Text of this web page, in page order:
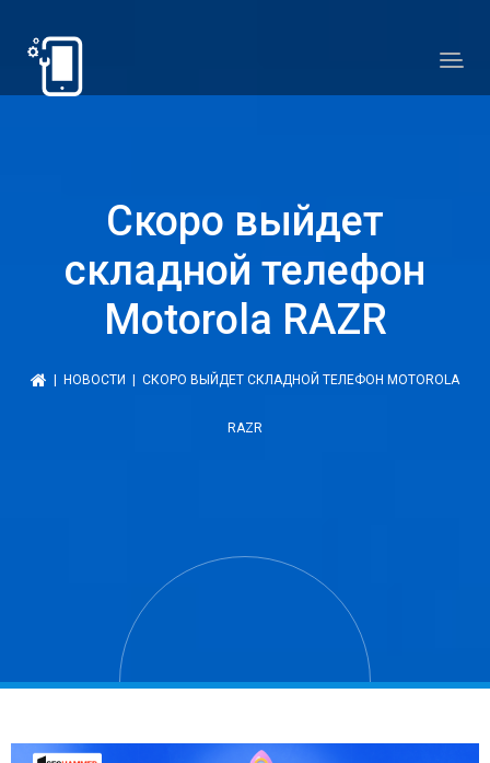
Скоро выйдет
складной телефон
Motorola RAZR
НОВОСТИ | СКОРО ВЫЙДЕТ СКЛАДНОЙ ТЕЛЕФОН MOTOROLA
RAZR